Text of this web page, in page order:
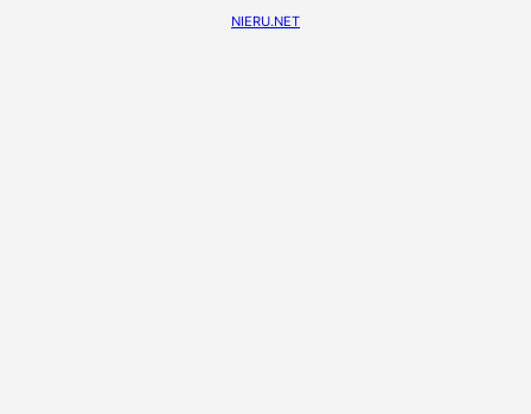
NIERU.NET